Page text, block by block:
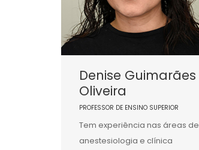
Denise Guimarães
Oliveira
PROFESSOR DE ENSINO SUPERIOR
Tem experiência nas áreas de
anestesiologia e clínica